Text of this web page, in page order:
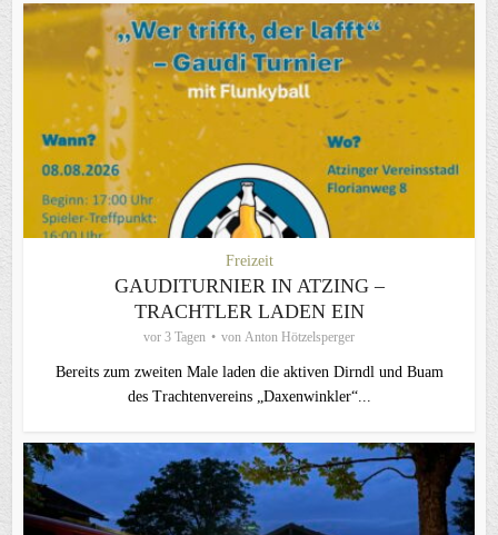
Freizeit
GAUDITURNIER IN ATZING –
TRACHTLER LADEN EIN
vor 3 Tagen von Anton Hötzelsperger
Bereits zum zweiten Male laden die aktiven Dirndl und Buam
des Trachtenvereins „Daxenwinkler“...